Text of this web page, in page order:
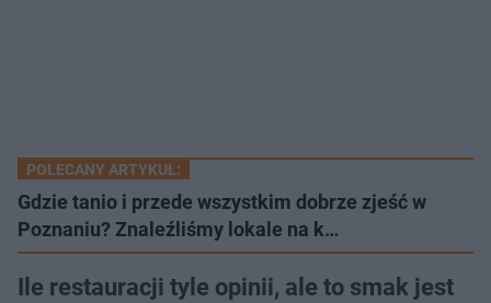
POLECANY ARTYKUŁ:
Gdzie tanio i przede wszystkim dobrze zjeść w
Poznaniu? Znaleźliśmy lokale na k…
Ile restauracji tyle opinii, ale to smak jest